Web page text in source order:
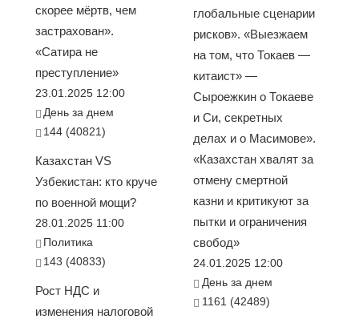
скорее мёртв, чем
застрахован».
«Сатира не
преступление»
23.01.2025 12:00
День за днем
144 (40821)
Казахстан VS
Узбекистан: кто круче
по военной мощи?
28.01.2025 11:00
Политика
143 (40833)
Рост НДС и
изменения налоговой
глобальные сценарии
рисков». «Выезжаем
на том, что Токаев —
китаист» —
Сыроежкин о Токаеве
и Си, секретных
делах и о Масимове».
«Казахстан хвалят за
отмену смертной
казни и критикуют за
пытки и ограничения
свобод»
24.01.2025 12:00
День за днем
1161 (42489)